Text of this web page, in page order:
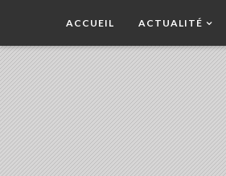
ACCUEIL ACTUALITÉ